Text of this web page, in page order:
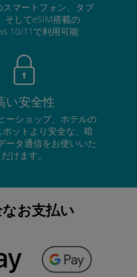
スマートフォン、タブ
そしてeSIM搭載の
10/11で利用可能
い安全性
ーショップ、ホテルの
ポットより安全な、暗
ータ通信をお使いいた
だけます。
お支払い